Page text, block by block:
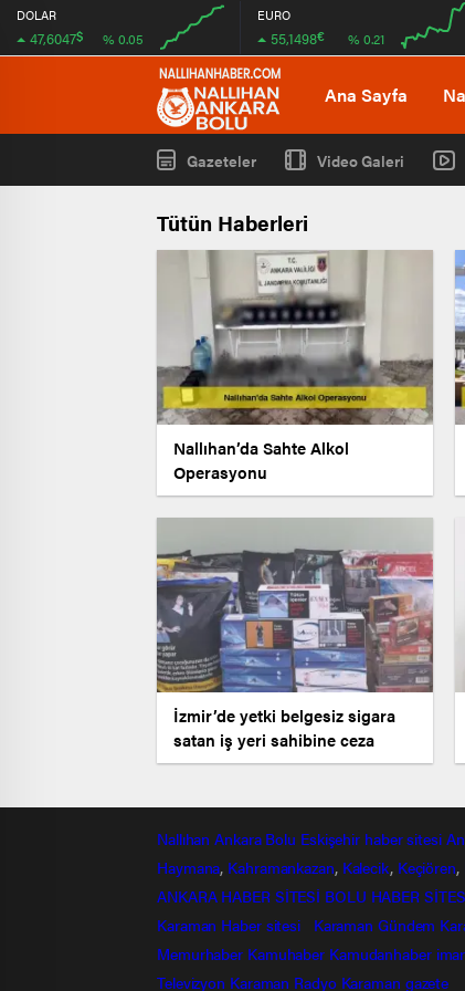
DOLAR
47,6047$ % 0.05
00:00 00:00
EURO
55,1498€ % 0.21
Ana Sayfa
Gazeteler Video Galeri
Tütün Haberleri
Nallıhan’da Sahte Alkol
Operasyonu
İzmir’de yetki belgesiz sigara
satan iş yeri sahibine ceza
Nallıhan Ankara Bolu Eskişehir haber sitesi
Haymana, Kahramankazan, Kalecik, Keçiören,
ANKARA HABER SİTESİ BOLU HABER
Karaman Haber sitesi
Karaman Gündem
Memurhaber Kamuhaber Kamudanhaber
Televizyon Karaman Radyo Karaman gazete